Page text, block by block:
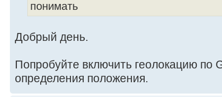
понимать
Добрый день.
Попробуйте включить геолокацию по
определения положения.